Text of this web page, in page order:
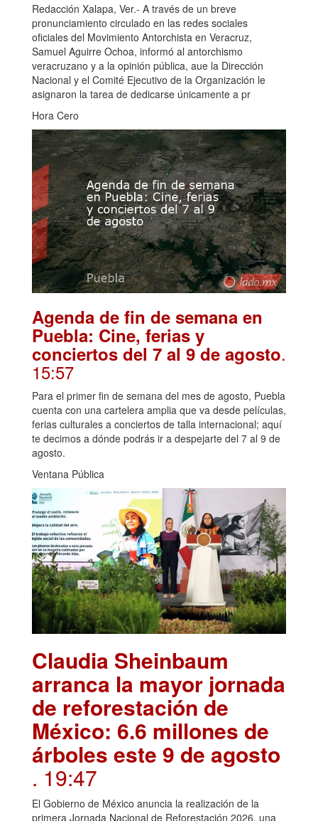
Redacción Xalapa, Ver.- A través de un breve
pronunciamiento circulado en las redes sociales
oficiales del Movimiento Antorchista en Veracruz,
Samuel Aguirre Ochoa, informó al antorchismo
veracruzano y a la opinión pública, aue la Dirección
Nacional y el Comité Ejecutivo de la Organización le
asignaron la tarea de dedicarse únicamente a pr
Hora Cero
Agenda de fin de semana en
Puebla: Cine, ferias y
conciertos del 7 al 9 de agosto.
15:57
Para el primer fin de semana del mes de agosto, Puebla
cuenta con una cartelera amplia que va desde películas,
ferias culturales a conciertos de talla internacional; aquí
te decimos a dónde podrás ir a despejarte del 7 al 9 de
agosto.
Ventana Pública
Claudia Sheinbaum
arranca la mayor jornada
de reforestación de
México: 6.6 millones de
árboles este 9 de agosto
. 19:47
El Gobierno de México anuncia la realización de la
primera Jornada Nacional de Reforestación 2026, una